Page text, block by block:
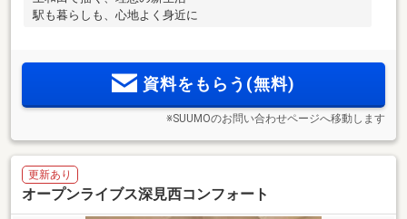
駅も暮らしも、心地よく身近に
資料をもらう(無料)
※SUUMOのお問い合わせページへ移動します
更新あり
オープンライブス深見西コンフォート